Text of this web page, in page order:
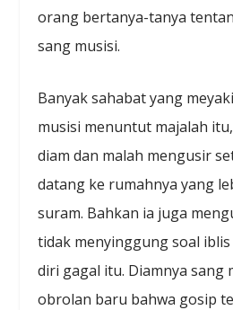
orang bertanya-tanya
sang musisi.
Banyak sahabat yang
musisi menuntut majalah
diam dan malah mengusir
datang ke rumahnya yang
suram. Bahkan ia juga
tidak menyinggung soal
diri gagal itu. Diamnya sang
obrolan baru bahwa gosip